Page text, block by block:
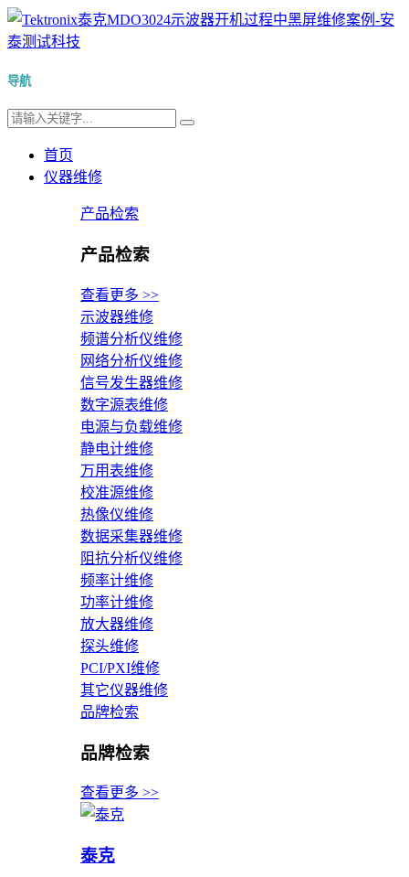
导航
首页
仪器维修
产品检索
产品检索
查看更多 >>
示波器维修
频谱分析仪维修
网络分析仪维修
信号发生器维修
数字源表维修
电源与负载维修
静电计维修
万用表维修
校准源维修
热像仪维修
数据采集器维修
阻抗分析仪维修
频率计维修
功率计维修
放大器维修
探头维修
PCI/PXI维修
其它仪器维修
品牌检索
品牌检索
查看更多 >>
泰克